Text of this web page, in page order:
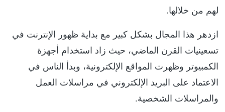
لهم من خلالها.
ازدهر هذا المجال بشكل كبير مع بداية ظهور الإنترنت في
تسعينيات القرن الماضي، حيث زاد استخدام أجهزة
الكمبيوتر وظهرت المواقع الإلكترونية، وبدأ الناس في
الاعتماد على البريد الإلكتروني في مراسلات العمل
والمراسلات الشخصية.